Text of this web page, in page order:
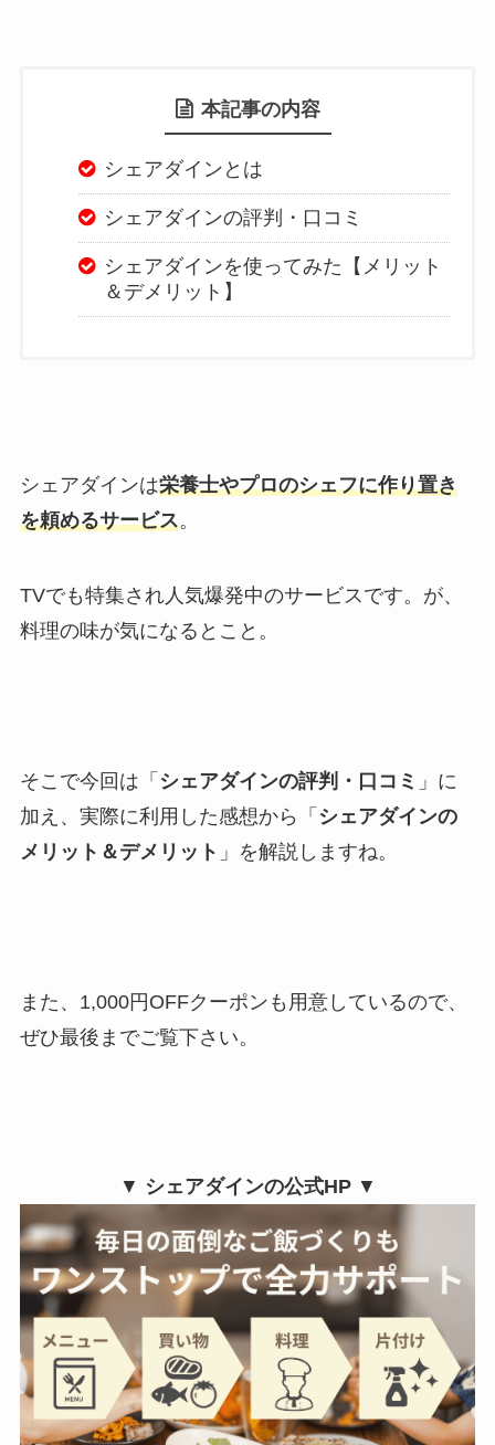
本記事の内容
シェアダインとは
シェアダインの評判・口コミ
シェアダインを使ってみた【メリット
＆デメリット】
シェアダインは栄養士やプロのシェフに作り置き
を頼めるサービス。
TVでも特集され人気爆発中のサービスです。が、
料理の味が気になるとこと。
そこで今回は「 シェアダインの評判・口コミ 」に
加え、実際に利用した感想から「 シェアダインの
メリット＆デメリット 」を解説しますね。
また、1,000円OFFクーポンも用意しているので、
ぜひ最後までご覧下さい。
▼ シェアダインの公式HP▼